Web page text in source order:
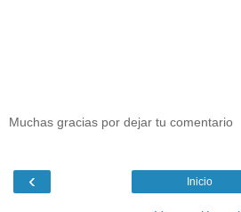
Muchas gracias por dejar tu comentario
‹ Inicio